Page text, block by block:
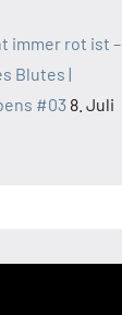
immer rot ist –
Blutes |
#03 8. Juli